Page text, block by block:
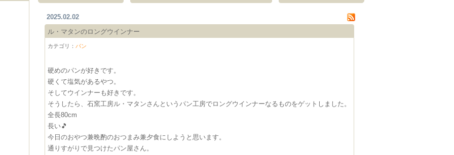
2025.02.02
ル・マタンのロングウインナー
カテゴリ： パン
硬めのパンが好きです。
硬くて塩気があるやつ。
そしてウインナーも好きです。
そうしたら、石窯工房ル・マタンさんというパン工房でロングウインナーなるものをゲットしました。
全長80cm
長い🎵
今日のおやつ兼晩酌のおつまみ兼夕食にしようと思います。
通りすがりで見つけたパン屋さん。